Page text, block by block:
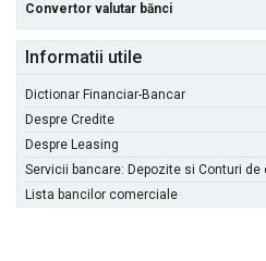
Convertor valutar bănci
Informatii utile
Dictionar Financiar-Bancar
Despre Credite
Despre Leasing
Servicii bancare: Depozite si Conturi de
Lista bancilor comerciale